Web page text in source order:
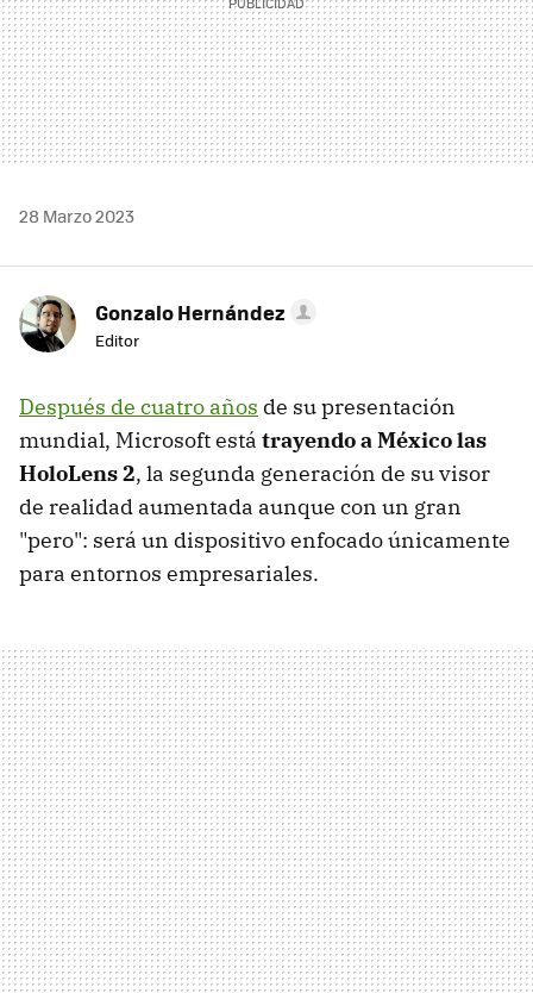
28 Marzo 2023
Gonzalo Hernández
Editor
Después de cuatro años de su presentación
mundial, Microsoft está trayendo a Méxicolas
HoloLens 2, la segunda generación de su visor
de realidad aumentada aunque con un gran
"pero": será un dispositivo enfocado únicamente
para entornos empresariales.